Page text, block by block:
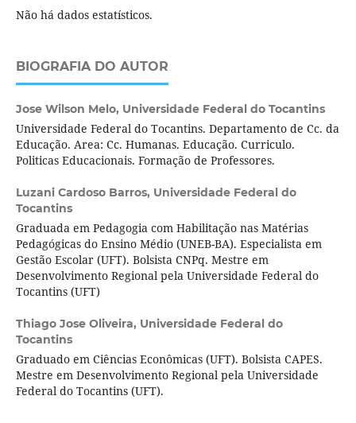
Não há dados estatísticos.
BIOGRAFIA DO AUTOR
Jose Wilson Melo, Universidade Federal do Tocantins
Universidade Federal do Tocantins. Departamento de Cc. da
Educação. Area: Cc. Humanas. Educação. Curriculo.
Politicas Educacionais. Formação de Professores.
Luzani Cardoso Barros, Universidade Federal do
Tocantins
Graduada em Pedagogia com Habilitação nas Matérias
Pedagógicas do Ensino Médio (UNEB-BA). Especialista em
Gestão Escolar (UFT). Bolsista CNPq. Mestre em
Desenvolvimento Regional pela Universidade Federal do
Tocantins (UFT)
Thiago Jose Oliveira, Universidade Federal do
Tocantins
Graduado em Ciências Econômicas (UFT). Bolsista CAPES.
Mestre em Desenvolvimento Regional pela Universidade
Federal do Tocantins (UFT).